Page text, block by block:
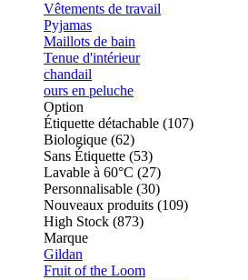
Vêtements de travail
Pyjamas
Maillots de bain
Tenue d'intérieur
chandail
ours en peluche
Option
Étiquette détachable (107)
Biologique (62)
Sans Étiquette (53)
Lavable à 60°C (27)
Personnalisable (30)
Nouveaux produits (109)
High Stock (873)
Marque
Gildan
Fruit of the Loom